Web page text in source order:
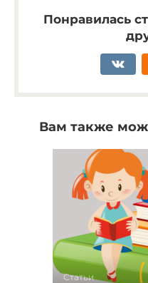
Понравилась
Вам также
Статьи